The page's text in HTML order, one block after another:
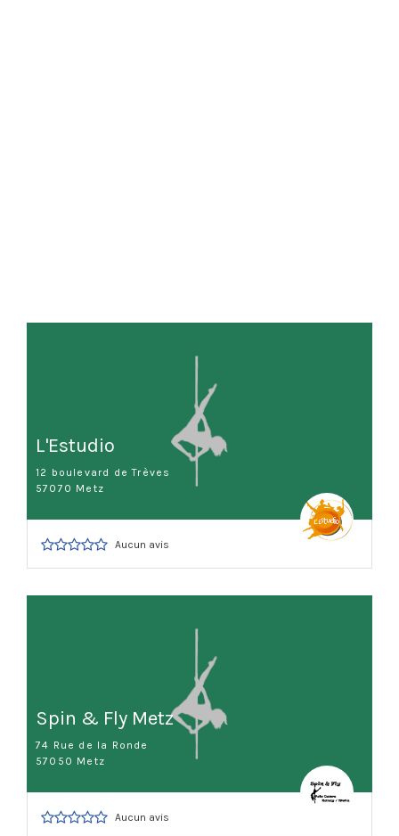
L'Estudio
12 boulevard de Trèves
57070 Metz
Aucun avis
Spin & Fly Metz
74 Rue de la Ronde
57050 Metz
Aucun avis